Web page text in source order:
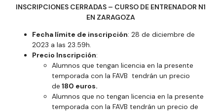
INSCRIPCIONES CERRADAS – CURSO DE ENTRENADOR N1
EN ZARAGOZA
Fecha límite de inscripción: 28 de diciembre de
2023 a las 23.59h.
Precio Inscripción:
Alumnos que tengan licencia en la presente
temporada con la FAVB tendrán un precio
de 180 euros.
Alumnos que no tengan licencia en la presente
temporada con la FAVB tendrán un precio de